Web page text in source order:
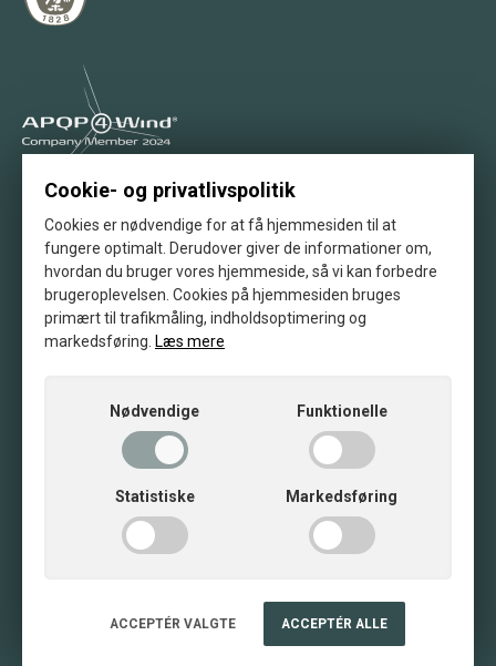
Stolt medlem af APQP4Wind
Vores klimabevis fra scanenergi
© 2026 · BSB Industry A/S
Salgs- og leveringsbetingelser
Cookiepolitik
Cookie- og privatlivspolitik
Cookies er nødvendige for at få hjemmesiden til at
fungere optimalt. Derudover giver de informationer om,
hvordan du bruger vores hjemmeside, så vi kan forbedre
brugeroplevelsen. Cookies på hjemmesiden bruges
primært til trafikmåling, indholdsoptimering og
markedsføring. Læs mere
Nødvendige Funktionelle
Statistiske Markedsføring
ACCEPTÉR VALGTE ACCEPTÉR ALLE